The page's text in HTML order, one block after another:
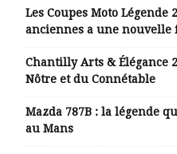
Les Coupes Moto Légende
anciennes a une nouvelle
Chantilly Arts & Élégance
Nôtre et du Connétable
Mazda 787B : la légende
au Mans